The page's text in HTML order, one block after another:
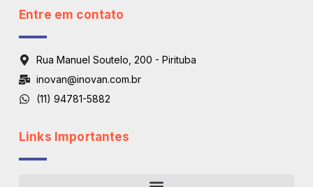
Entre em contato
Rua Manuel Soutelo, 200 - Pirituba
inovan@inovan.com.br
(11) 94781-5882
Links Importantes